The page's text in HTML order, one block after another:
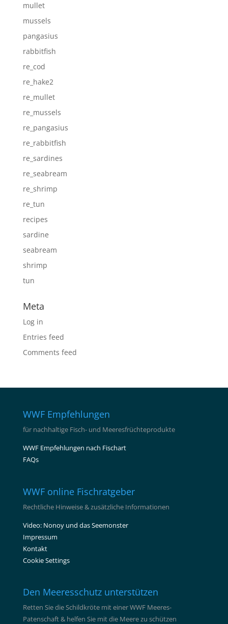
mullet
mussels
pangasius
rabbitfish
re_cod
re_hake2
re_mullet
re_mussels
re_pangasius
re_rabbitfish
re_sardines
re_seabream
re_shrimp
re_tun
recipes
sardine
seabream
shrimp
tun
Meta
Log in
Entries feed
Comments feed
WWF Empfehlungen
für nachhaltige Fisch- und Meeresfrüchteprodukte
WWF Empfehlungen nach Fischart
FAQs
WWF online Fischratgeber
Rechtliche Hinweise & zusätzliche Informationen
Video: Nonoy und das Seemonster
Impressum
Kontakt
Cookie Settings
Den Meeresschutz unterstützen
Retten Sie die Schildkröte mit einer WWF Meeres-
Patenschaft & helfen Sie mit die Meere zu schützen